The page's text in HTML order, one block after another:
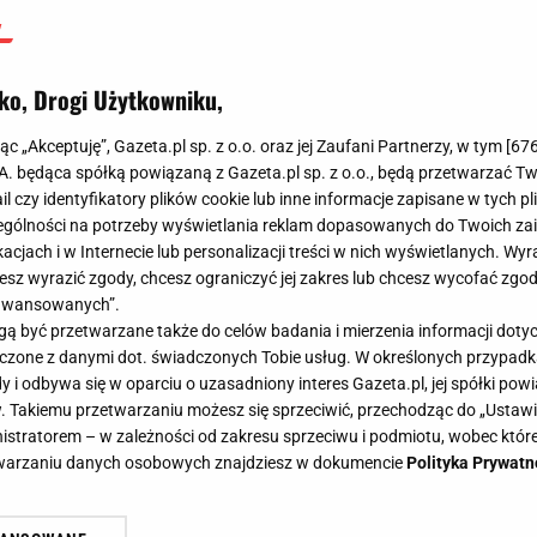
Drogi Użytkowniku,
„Akceptuję”, Gazeta.pl sp. z o.o. oraz jej Zaufani Partnerzy, w tym [
będąca spółką powiązaną z Gazeta.pl sp. z o.o., będą przetwarzać
czy identyfikatory plików cookie lub inne informacje zapisane w tych
na potrzeby wyświetlania reklam dopasowanych do Twoich
i w Internecie lub personalizacji treści w nich wyświetlanych.
wyrazić zgody, chcesz ograniczyć jej zakres lub chcesz wycofać
być przetwarzane także do celów badania i mierzenia informacji
z danymi dot. świadczonych Tobie usług. W określonych
i odbywa się w oparciu o uzasadniony interes Gazeta.pl, jej spółki
przetwarzaniu możesz się sprzeciwić, przechodząc do
– w zależności od zakresu sprzeciwu i podmiotu, wobec
danych osobowych znajdziesz w dokumenciePolityka